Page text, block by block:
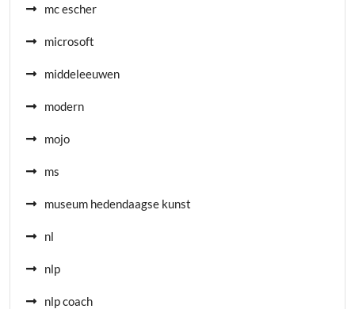
mc escher
microsoft
middeleeuwen
modern
mojo
ms
museum hedendaagse kunst
nl
nlp
nlp coach